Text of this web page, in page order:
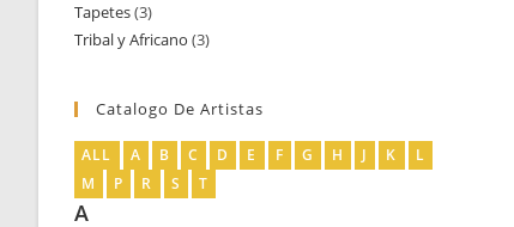
productos
Tapetes 33
productos
Tribal y Africano 33
Catalogo De Artistas
ALL A B C D E F G H J K
L
M
P R S T
A